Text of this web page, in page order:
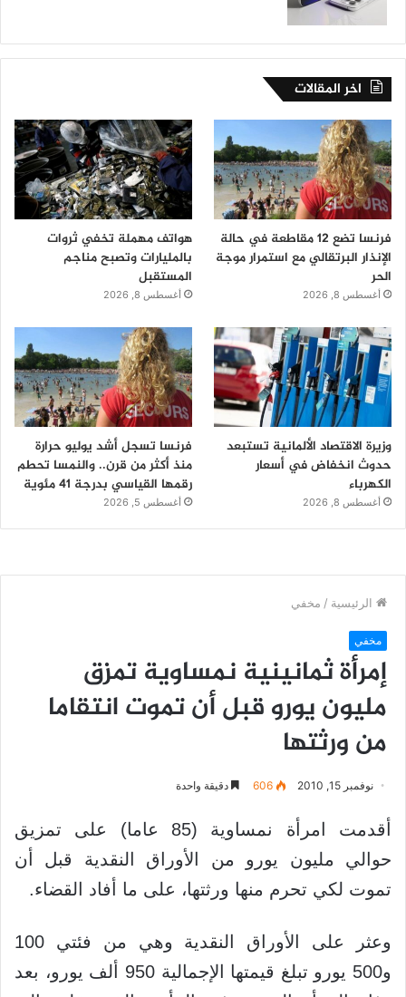
اخر المقالات
فرنسا تضع 12 مقاطعة في حالة
الإنذار البرتقالي مع استمرار موجة
الحر
أغسطس 8, 2026
هواتف مهملة تخفي ثروات
بالمليارات وتصبح مناجم
المستقبل
أغسطس 8, 2026
وزيرة الاقتصاد الألمانية تستبعد
حدوث انخفاض في أسعار
الكهرباء
أغسطس 8, 2026
فرنسا تسجل أشد يوليو حرارة
منذ أكثر من قرن.. والنمسا تحطم
رقمها القياسي بدرجة 41 مئوية
أغسطس 5, 2026